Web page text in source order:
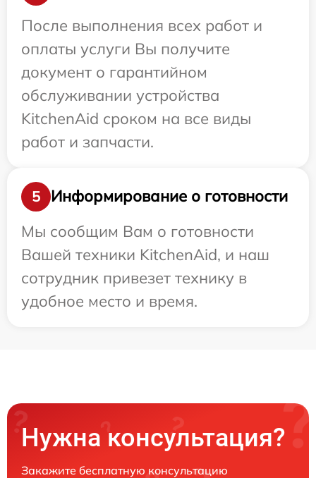
После выполнения всех работ и
оплаты услуги Вы получите
документ о гарантийном
обслуживании устройства
KitchenAid сроком на все виды
работ и запчасти.
5
Информирование о готовности
Мы сообщим Вам о готовности
Вашей техники KitchenAid, и наш
сотрудник привезет технику в
удобное место и время.
Нужна консультация?
Закажите бесплатную консультацию